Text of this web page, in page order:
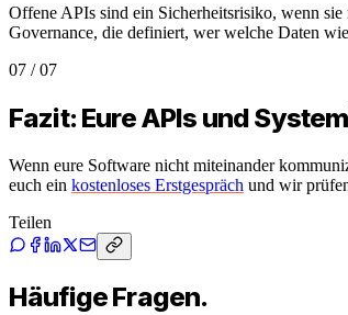
Offene APIs sind ein Sicherheitsrisiko, wenn
Governance, die definiert, wer welche Daten
07 /07
Fazit: Eure APIs und
Wenn eure Software nicht miteinander
euch ein kostenloses Erstgespräch und wir
Teilen
Häufige Fragen.